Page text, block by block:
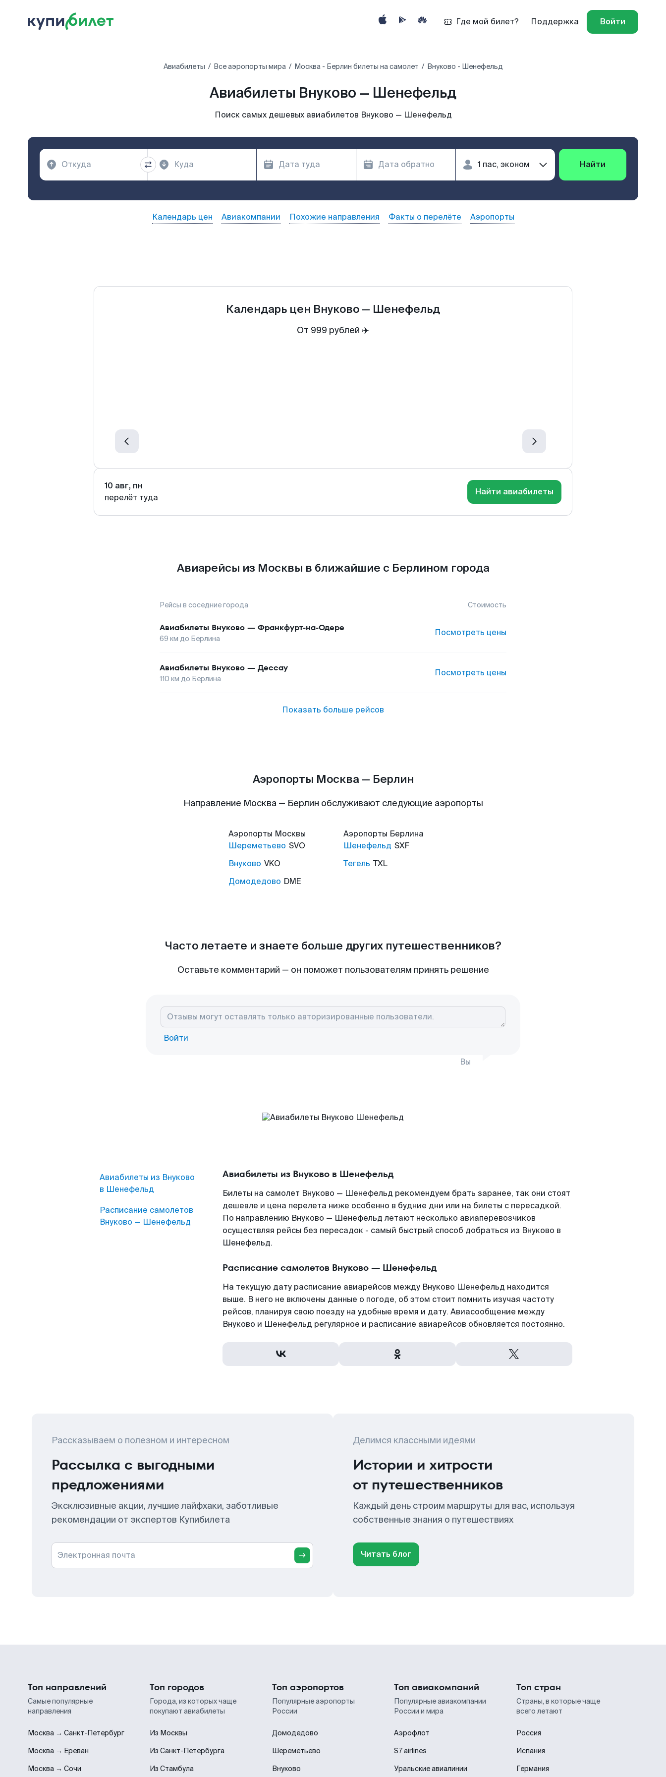
Где мой билет? Поддержка Войти
Авиабилеты Все аэропорты мира Москва - Берлин билеты на самолет Внуково - Шенефельд
Авиабилеты Внуково — Шенефельд
Поиск самых дешевых авиабилетов Внуково — Шенефельд
Найти
Календарь цен Авиакомпании Похожие направления Факты о перелёте Аэропорты
Календарь цен Внуково — Шенефельд
От 999 рублей ✈️
10 авг, пн
перелёт туда
Найти авиабилеты
Авиарейсы из Москвы в ближайшие с Берлином города
Рейсы в соседние города Стоимость
Авиабилеты Внуково — Франкфурт-на-Одере
69 км до Берлина
Посмотреть цены
Авиабилеты Внуково — Дессау
110 км до Берлина
Посмотреть цены
Показать больше рейсов
Аэропорты Москва — Берлин
Направление Москва — Берлин обслуживают следующие аэропорты
Аэропорты Москвы
Шереметьево SVO
Внуково VKO
Домодедово DME
Аэропорты Берлина
Шенефельд SXF
Тегель TXL
Часто летаете и знаете больше других путешественников?
Оставьте комментарий — он поможет пользователям принять решение
Войти
Вы
Авиабилеты из Внуково
в Шенефельд
Расписание самолетов
Внуково — Шенефельд
Авиабилеты из Внуково в Шенефельд
Билеты на самолет Внуково — Шенефельд рекомендуем брать заранее, так они стоят
дешевле и цена перелета ниже особенно в будние дни или на билеты с пересадкой.
По направлению Внуково — Шенефельд летают несколько авиаперевозчиков
осуществляя рейсы без пересадок - самый быстрый способ добраться из Внуково в
Шенефельд.
Расписание самолетов Внуково — Шенефельд
На текущую дату расписание авиарейсов между Внуково Шенефельд находится
выше. В него не включены данные о погоде, об этом стоит помнить изучая частоту
рейсов, планируя свою поезду на удобные время и дату. Авиасообщение между
Внуково и Шенефельд регулярное и расписание авиарейсов обновляется постоянно.
Рассказываем о полезном и интересном
Рассылка с выгодными
предложениями
Эксклюзивные акции, лучшие лайфхаки, заботливые
рекомендации от экспертов Купибилета
Электронная почта
Делимся классными идеями
Истории и хитрости
от путешественников
Каждый день строим маршруты для вас, используя
собственные знания о путешествиях
Читать блог
Топ направлений
Самые популярные
направления
Москва → Санкт-Петербург
Москва → Ереван
Москва → Сочи
Топ городов
Города, из которых чаще
покупают авиабилеты
Из Москвы
Из Санкт-Петербурга
Из Стамбула
Топ аэропортов
Популярные аэропорты
России
Домодедово
Шереметьево
Внуково
Топ авиакомпаний
Популярные авиакомпании
России и мира
Аэрофлот
S7 airlines
Уральские авиалинии
Топ стран
Страны, в которые чаще
всего летают
Россия
Испания
Германия